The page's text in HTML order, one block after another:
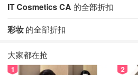
IT Cosmetics CA 的全部折扣
彩妆 的全部折扣
大家都在抢
1 2